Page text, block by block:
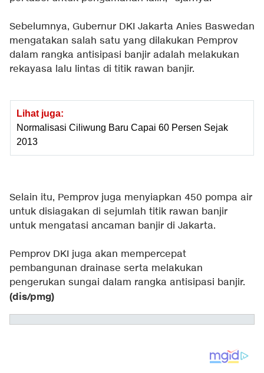
Sebelumnya, Gubernur DKI Jakarta Anies Baswedan
mengatakan salah satu yang dilakukan Pemprov
dalam rangka antisipasi banjir adalah melakukan
rekayasa lalu lintas di titik rawan banjir.
Lihat juga:
Normalisasi Ciliwung Baru Capai 60 Persen Sejak
2013
Selain itu, Pemprov juga menyiapkan 450 pompa air
untuk disiagakan di sejumlah titik rawan banjir
untuk mengatasi ancaman banjir di Jakarta.
Pemprov DKI juga akan mempercepat
pembangunan drainase serta melakukan
pengerukan sungai dalam rangka antisipasi banjir.
(dis/pmg)